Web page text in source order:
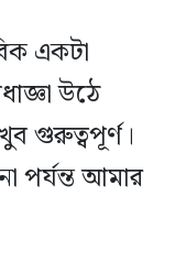
একটা
উঠে
গুরুত্বপূর্ণ।
পর্যন্ত আমার